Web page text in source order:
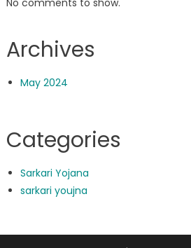
Archives
May 2024
Categories
Sarkari Yojana
sarkari youjna